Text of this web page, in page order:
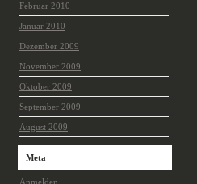
Februar 2010
Januar 2010
Dezember 2009
November 2009
Oktober 2009
September 2009
August 2009
Meta
Anmelden